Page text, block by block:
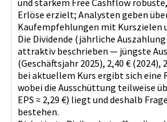
Erlöse erzielt; Analysten geben
Kaufempfehlungen mit Kurszielen
Die Dividende (jährliche
attraktiv beschrieben — jüngste
(Geschäftsjahr 2025), 2,40 € (2024),
bei aktuellem Kurs ergibt sich eine
wobei die Ausschüttung teilweise
EPS ≈ 2,29 €) liegt und deshalb
bestehen.